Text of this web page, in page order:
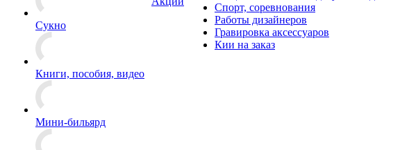
Сукно
Книги, пособия, видео
Мини-бильярд
Спорт, соревнования
Работы дизайнеров
Гравировка аксессуаров
Кии на заказ